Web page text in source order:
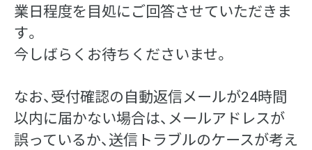
業日程度を目処にご回答させていただきま
す。
今しばらくお待ちくださいませ。
なお、受付確認の自動返信メールが24時間
以内に届かない場合は、メールアドレスが
誤っているか、送信トラブルのケースが考え